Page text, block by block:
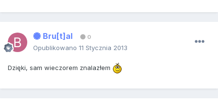
Bru[t]al 0
Opublikowano 11 Stycznia 2013
Dzięki, sam wieczorem znalazłem